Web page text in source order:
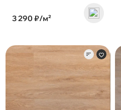
3 290 ₽/м²